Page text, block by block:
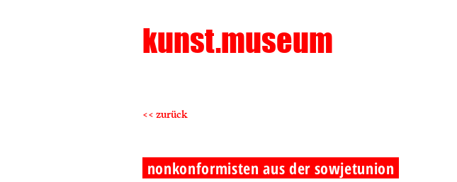
kunst.museum
<< zurück
nonkonformisten aus der sowjetunion